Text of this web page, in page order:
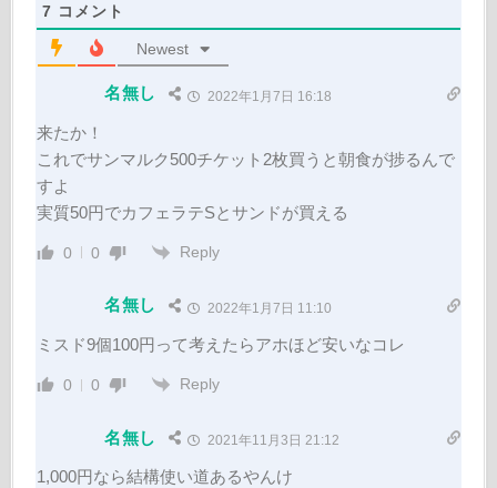
7 コメント
Newest
名無し 2022年1月7日 16:18
来たか！
これでサンマルク500チケット2枚買うと朝食が捗るんで
すよ
実質50円でカフェラテSとサンドが買える
0 0 Reply
名無し 2022年1月7日 11:10
ミスド9個100円って考えたらアホほど安いなコレ
0 0 Reply
名無し 2021年11月3日 21:12
1,000円なら結構使い道あるやんけ